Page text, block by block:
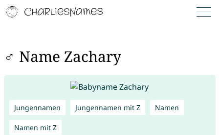
♂ Name Zachary
Jungennamen Jungennamen mit Z Namen
Namen mit Z